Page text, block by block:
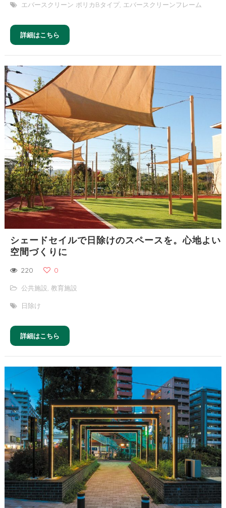
エバースクリーン ポリカBタイプ, エバースクリーンフレーム
詳細はこちら
シェードセイルで日除けのスペースを。心地よい
空間づくりに
220 0
公共施設 教育施設
日除け
詳細はこちら